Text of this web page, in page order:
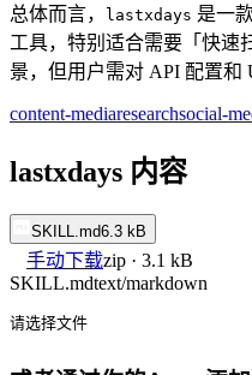
总体而言， lastxdays 是一
工具，特别适合需要「快速
景，但用户需对 API 配置和
content-mediaresearchsocial-
lastxdays 内容
SKILL.md6.3 kB
手动下载zip · 3.1 kB
SKILL.mdtext/markdown
请选择文件